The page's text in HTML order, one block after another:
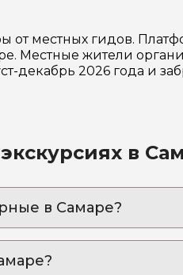
от местных гидов.
Местные жители
декабрь 2026 года и
в
в Самаре?